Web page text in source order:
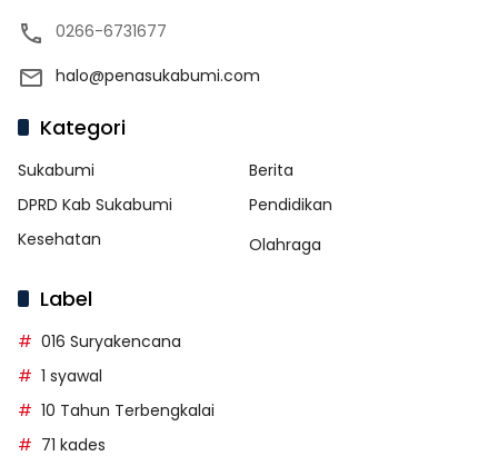
0266-6731677
halo@penasukabumi.com
Kategori
Sukabumi
Berita
DPRD Kab Sukabumi
Pendidikan
Kesehatan
Olahraga
Label
016 Suryakencana
1 syawal
10 Tahun Terbengkalai
71 kades